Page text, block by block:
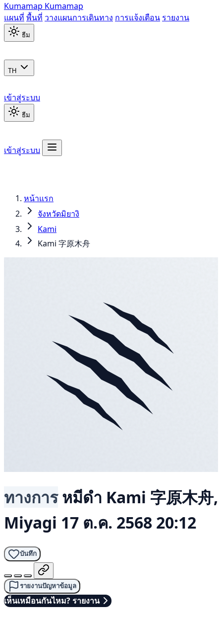
Kumamap Kumamap
แผนที่ พื้นที่ วางแผนการเดินทาง การแจ้งเตือน รายงาน
ธีม
TH
เข้าสู่ระบบ
ธีม
เข้าสู่ระบบ
หน้าแรก
จังหวัดมิยางิ
Kami
Kami 字原木舟
ทางการ หมีดำ Kami 字原木舟,
Miyagi 17 ต.ค. 2568 20:12
บันทึก
รายงานปัญหาข้อมูล
เห็นเหมือนกันไหม? รายงาน